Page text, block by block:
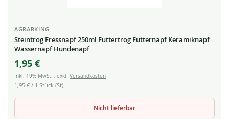
AGRARKING
Steintrog Fressnapf 250ml Futtertrog Futternapf Keramiknapf
Wassernapf Hundenapf
1,95 €
Inkl. 19% MwSt. , exkl. Versandkosten
1,95 € / 1 Stück (St)
Nicht lieferbar